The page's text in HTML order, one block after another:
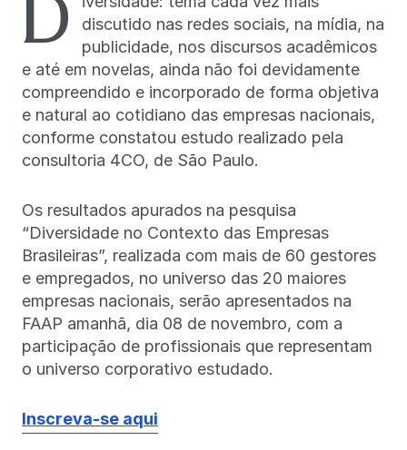
D
discutido nas redes sociais, na mídia, na
publicidade, nos discursos acadêmicos
e até em novelas, ainda não foi devidamente
compreendido e incorporado de forma objetiva
e natural ao cotidiano das empresas nacionais,
conforme constatou estudo realizado pela
consultoria 4CO, de São Paulo.
Os resultados apurados na pesquisa
“Diversidade no Contexto das Empresas
Brasileiras”, realizada com mais de 60 gestores
e empregados, no universo das 20 maiores
empresas nacionais, serão apresentados na
FAAP amanhã, dia 08 de novembro, com a
participação de profissionais que representam
o universo corporativo estudado.
Inscreva-se aqui